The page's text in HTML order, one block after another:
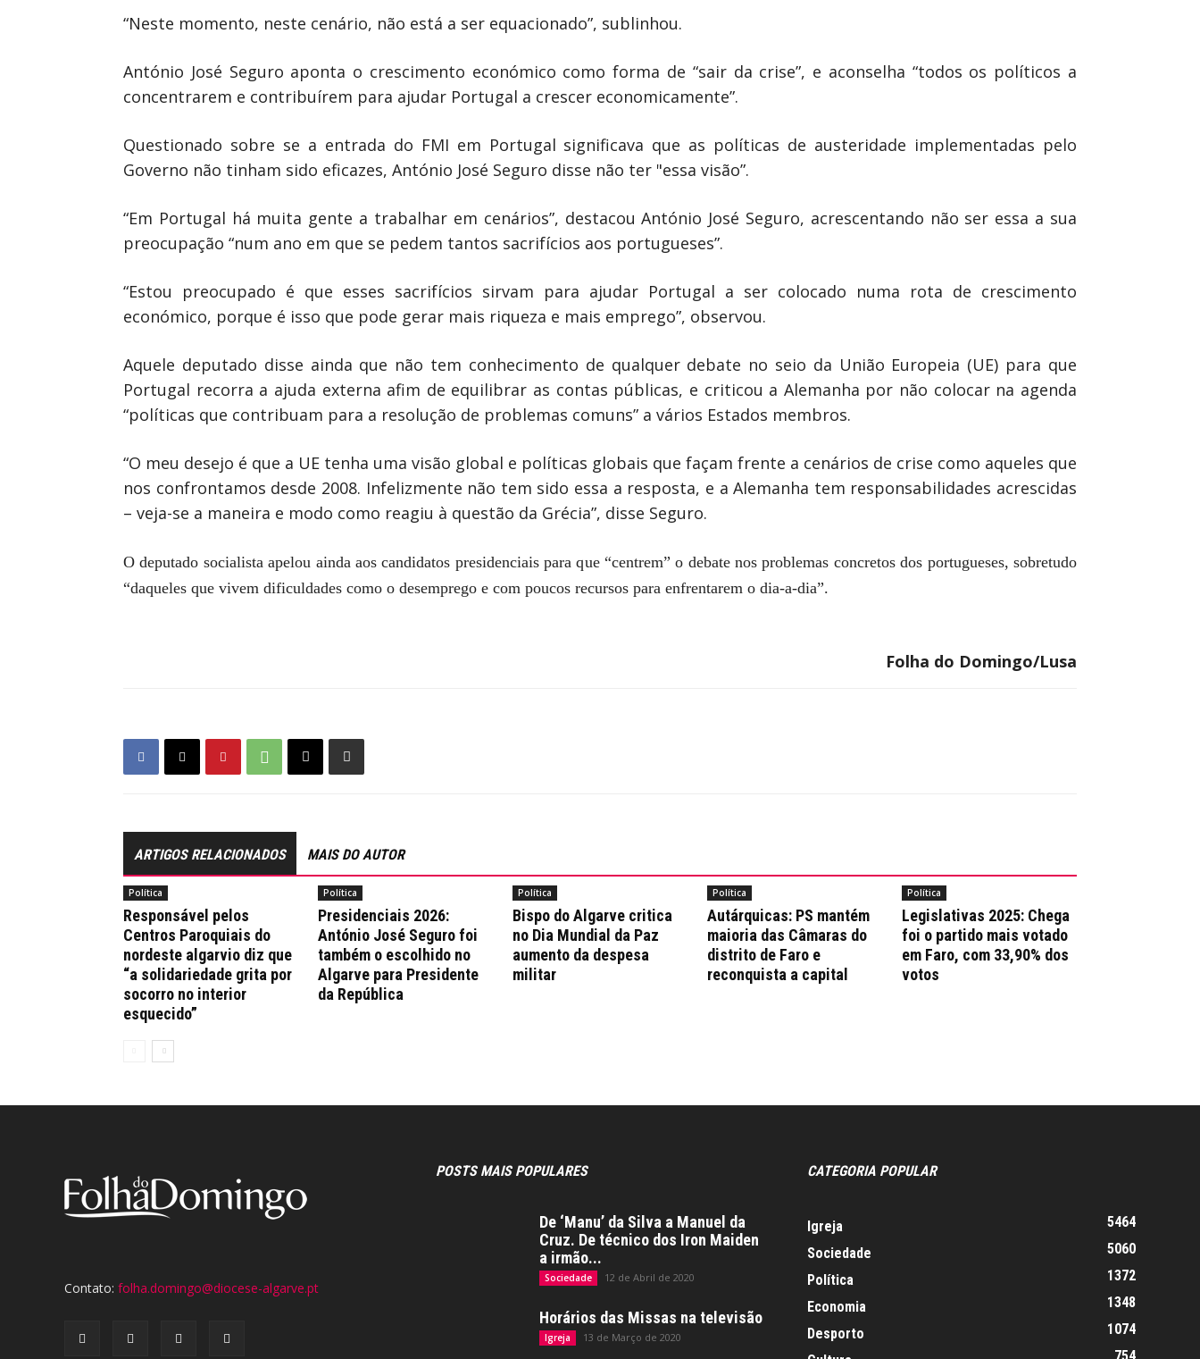
“Neste momento, neste cenário, não está a ser equacionado”, sublinhou.
António José Seguro aponta o crescimento económico como forma de “sair da crise”, e aconselha “todos os políticos a
concentrarem e contribuírem para ajudar Portugal a crescer economicamente”.
Questionado sobre se a entrada do FMI em Portugal significava que as políticas de austeridade implementadas pelo
Governo não tinham sido eficazes, António José Seguro disse não ter "essa visão”.
“Em Portugal há muita gente a trabalhar em cenários”, destacou António José Seguro, acrescentando não ser essa a sua
preocupação “num ano em que se pedem tantos sacrifícios aos portugueses”.
“Estou preocupado é que esses sacrifícios sirvam para ajudar Portugal a ser colocado numa rota de crescimento
económico, porque é isso que pode gerar mais riqueza e mais emprego”, observou.
Aquele deputado disse ainda que não tem conhecimento de qualquer debate no seio da União Europeia (UE) para que
Portugal recorra a ajuda externa afim de equilibrar as contas públicas, e criticou a Alemanha por não colocar na agenda
“políticas que contribuam para a resolução de problemas comuns” a vários Estados membros.
“O meu desejo é que a UE tenha uma visão global e políticas globais que façam frente a cenários de crise como aqueles que
nos confrontamos desde 2008. Infelizmente não tem sido essa a resposta, e a Alemanha tem responsabilidades acrescidas
– veja-se a maneira e modo como reagiu à questão da Grécia”, disse Seguro.
O deputado socialista apelou ainda aos candidatos presidenciais para que “centrem” o debate nos problemas concretos dos portugueses, sobretudo
“daqueles que vivem dificuldades como o desemprego e com poucos recursos para enfrentarem o dia-a-dia”.
Folha do Domingo/Lusa
ARTIGOS RELACIONADOS MAIS DO AUTOR
Política
Responsável pelos
Centros Paroquiais do
nordeste algarvio diz que
“a solidariedade grita por
socorro no interior
esquecido”
Política
Presidenciais 2026:
António José Seguro foi
também o escolhido no
Algarve para Presidente
da República
Política
Bispo do Algarve critica
no Dia Mundial da Paz
aumento da despesa
militar
Política
Autárquicas: PS mantém
maioria das Câmaras do
distrito de Faro e
reconquista a capital
Política
Legislativas 2025: Chega
foi o partido mais votado
em Faro, com 33,90% dos
votos
Contato: folha.domingo@diocese-algarve.pt
POSTS MAIS POPULARES
De ‘Manu’ da Silva a Manuel da
Cruz. De técnico dos Iron Maiden
a irmão...
Sociedade 12 de Abril de 2020
Horários das Missas na televisão
Igreja 13 de Março de 2020
CATEGORIA POPULAR
Igreja
5464
Sociedade
5060
Política
1372
Economia
1348
Desporto
1074